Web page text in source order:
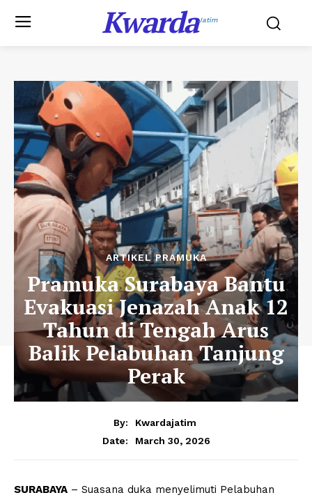
KwardaJatim
ARTIKEL PRAMUKA
Pramuka Surabaya Bantu
Evakuasi Jenazah Anak 12
Tahun di Tengah Arus
Balik Pelabuhan Tanjung
Perak
By:
Kwardajatim
Date:
March 30, 2026
SURABAYA – Suasana duka menyelimuti Pelabuhan